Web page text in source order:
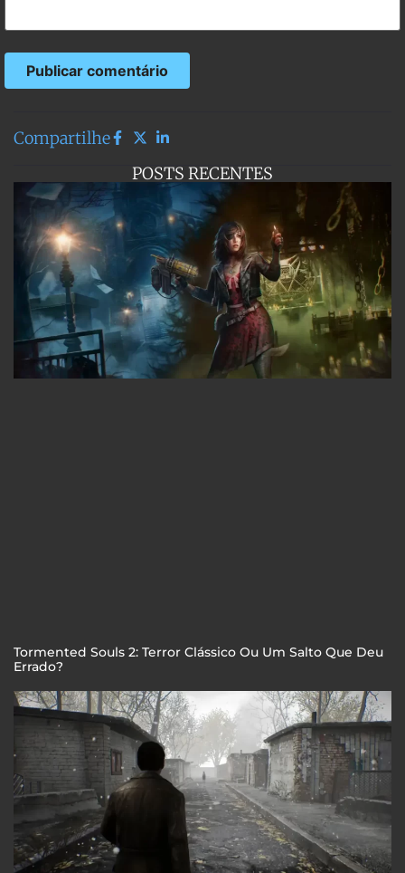
Compartilhe
POSTS RECENTES
Tormented Souls 2: Terror Clássico Ou Um Salto Que Deu
Errado?